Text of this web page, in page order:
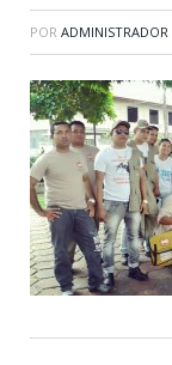
POR ADMINISTRADOR